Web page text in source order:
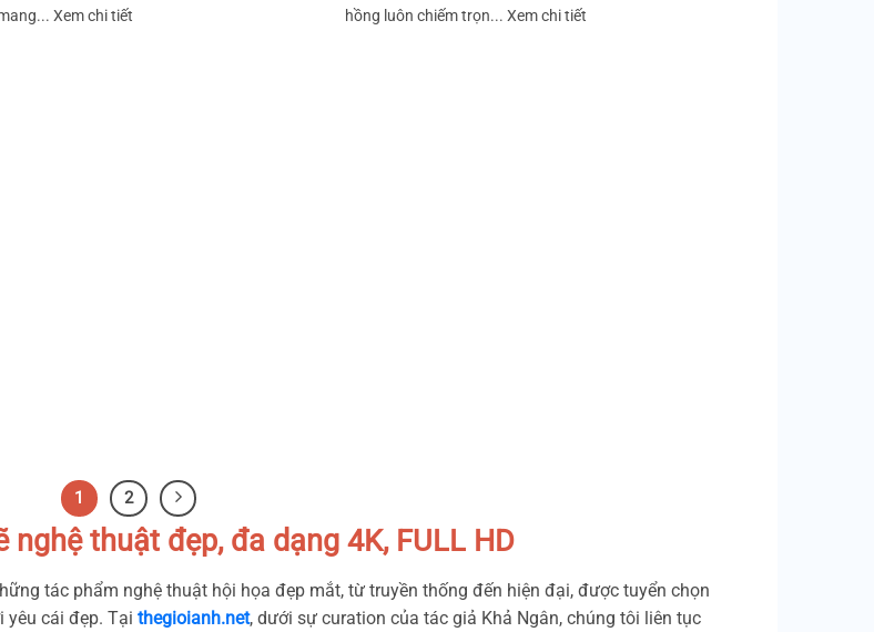
Xem chi tiết
hồng luôn chiếm trọn... Xem chi tiết
1 2
nghệ thuật đẹp, đa dạng 4K, FULL HD
tác phẩm nghệ thuật hội họa đẹp mắt, từ truyền thống đến hiện đại, được tuyển chọn
yêu cái đẹp. Tại thegioianh.net, dưới sự curation của tác giả Khả Ngân, chúng tôi liên tục